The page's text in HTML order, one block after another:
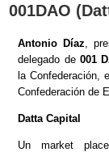
001DAO
Antonio Díaz ,
delegado de 001
la Confederación,
Confederación de
Datta Capital
Un market